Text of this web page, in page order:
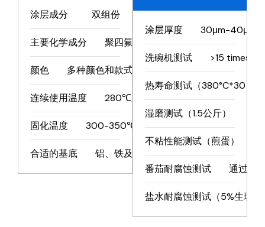
涂层成分 双组份
主要化学成分 聚四氟乙烯
颜色 多种颜色和款式可选
连续使用温度 280℃/536℉
固化温度 300-350℃/626-662℉
合适的基底 铝、铁及其合金
涂层厚度 30μm-40μm
洗碗机测试 >15 times
热寿命测试（380°C*30 分
湿磨测试（1.5公斤）
不粘性能测试（煎蛋）
番茄耐腐蚀测试 通过
盐水耐腐蚀测试（5%生理